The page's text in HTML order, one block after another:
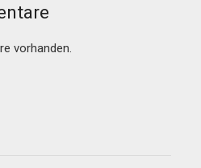
vorhanden.